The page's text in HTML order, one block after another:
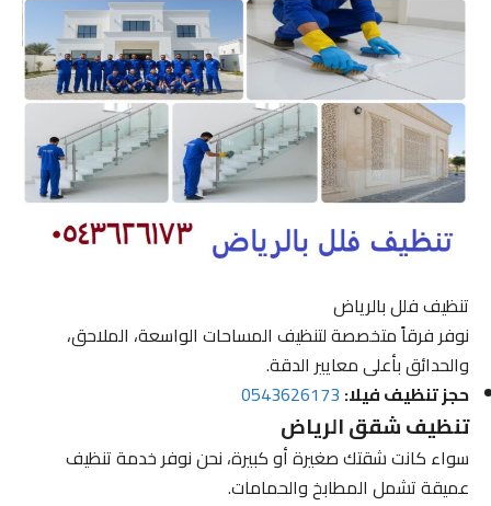
تنظيف فلل بالرياض
نوفر فرقاً متخصصة لتنظيف المساحات الواسعة، الملاحق،
والحدائق بأعلى معايير الدقة.
حجز تنظيف فيلا:0543626173
تنظيف شقق الرياض
سواء كانت شقتك صغيرة أو كبيرة، نحن نوفر خدمة تنظيف
عميقة تشمل المطابخ والحمامات.